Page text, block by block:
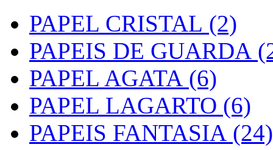
PAPEL CRISTAL (2)
PAPEIS DE GUARDA
PAPEL AGATA (6)
PAPEL LAGARTO (6)
PAPEIS FANTASIA (24)